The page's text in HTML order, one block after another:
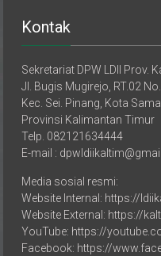
Kontak
Sekretariat DPW LDII Prov.
Jl. Bugis Mugirejo, RT.02
Kec. Sei. Pinang, Kota
Provinsi Kalimantan Timur
Telp. 082121634444
Media sosial resmi:
Website Internal: https://
Website External: https://
YouTube: https://